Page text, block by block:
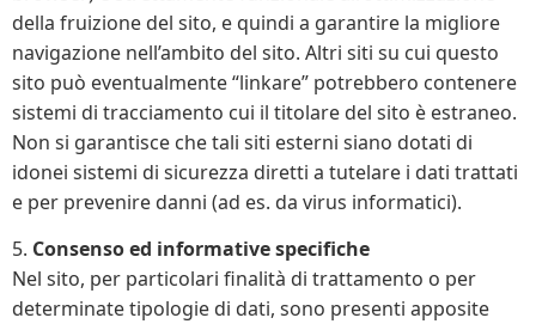
della fruizione del sito, e quindi a garantire la migliore
navigazione nell’ambito del sito. Altri siti su cui questo
sito può eventualmente “linkare” potrebbero contenere
sistemi di tracciamento cui il titolare del sito è estraneo.
Non si garantisce che tali siti esterni siano dotati di
idonei sistemi di sicurezza diretti a tutelare i dati trattati
e per prevenire danni (ad es. da virus informatici).
5. Consenso ed informative specifiche
Nel sito, per particolari finalità di trattamento o per
determinate tipologie di dati, sono presenti apposite